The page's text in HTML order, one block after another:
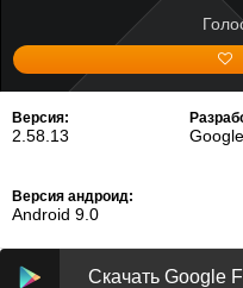
Версия:
2.58.13
Версия андроид:
Android 9.0
Скачать Google